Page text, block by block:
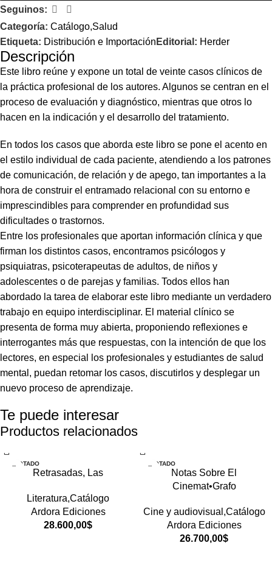
Seguinos:
Categoría: Catálogo,Salud
Etiqueta: Distribución e Importación Editorial: Herder
Descripción
Este libro reúne y expone un total de veinte casos clínicos de
la práctica profesional de los autores. Algunos se centran en el
proceso de evaluación y diagnóstico, mientras que otros lo
hacen en la indicación y el desarrollo del tratamiento.
En todos los casos que aborda este libro se pone el acento en
el estilo individual de cada paciente, atendiendo a los patrones
de comunicación, de relación y de apego, tan importantes a la
hora de construir el entramado relacional con su entorno e
imprescindibles para comprender en profundidad sus
dificultades o trastornos.
Entre los profesionales que aportan información clínica y que
firman los distintos casos, encontramos psicólogos y
psiquiatras, psicoterapeutas de adultos, de niños y
adolescentes o de parejas y familias. Todos ellos han
abordado la tarea de elaborar este libro mediante un verdadero
trabajo en equipo interdisciplinar. El material clínico se
presenta de forma muy abierta, proponiendo reflexiones e
interrogantes más que respuestas, con la intención de que los
lectores, en especial los profesionales y estudiantes de salud
mental, puedan retomar los casos, discutirlos y desplegar un
nuevo proceso de aprendizaje.
Te puede interesar
Productos relacionados
AGOTADO
Retrasadas, Las
Literatura,Catálogo
Ardora Ediciones
28.600,00$
AGOTADO
Notas Sobre El
Cinemat•Grafo
Cine y audiovisual,Catálogo
Ardora Ediciones
26.700,00$